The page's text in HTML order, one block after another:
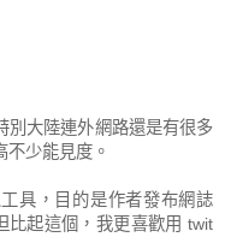
別大陸連外網路還是有很多
不少能見度。
具，目的是作者發布網誌
比起這個，我更喜歡用 twit